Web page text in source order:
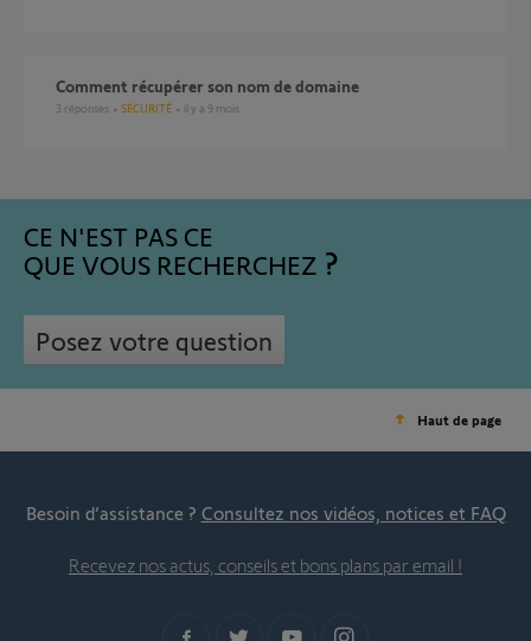
comment récupérer son nom de domaine
3 réponses SÉCURITÉ il y a 9 mois
CE N'EST PAS CE
QUE VOUS RECHERCHEZ
Posez votre question
Haut de page
Besoin d’assistance ? Consultez nos vidéos, notices et FAQ
Recevez nos actus, conseils et bons plans par email !